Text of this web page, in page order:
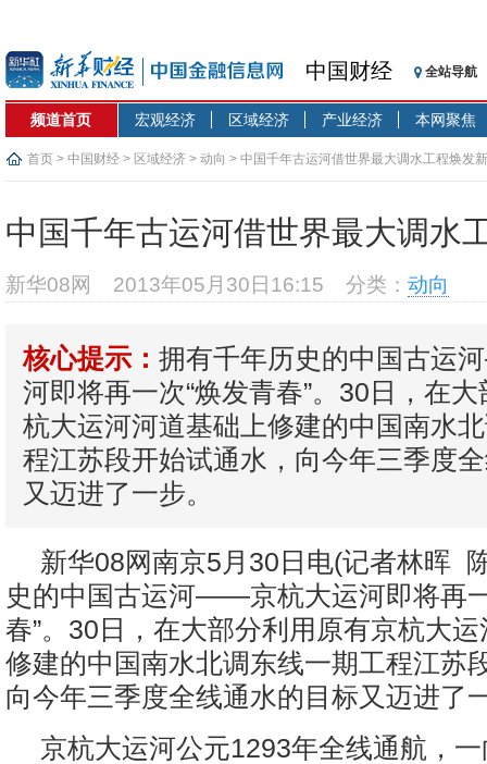
中国财经 全站导航
频道首页 宏观经济 区域经济 产业经济 本网聚焦
首页 > 中国财经 > 区域经济 > 动向 > 中国千年古运河借世界最大调水工程焕发
中国千年古运河借世界最大调水
新华08网 2013年05月30日16:15 分类： 动向
核心提示： 拥有千年历史的中国古运
河即将再一次“焕发青春”。30日，在
杭大运河河道基础上修建的中国南水
程江苏段开始试通水，向今年三季度
又迈进了一步。
新华08网南京5月30日电(记者林晖
史的中国古运河——京杭大运河即将再
春”。30日，在大部分利用原有京杭大
修建的中国南水北调东线一期工程江苏
向今年三季度全线通水的目标又迈进了
京杭大运河公元1293年全线通航，